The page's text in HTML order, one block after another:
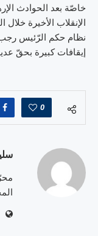
خاصّة بعد الحوادث
الإنقلاب الأخيرة
نظام حكم الرّئيس
إيقافات كبيرة بحقّ
0